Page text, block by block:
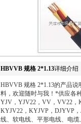
HBVVB 规格 2*1.13详细介绍
HBVVB 规格 2*1.13的产品
料，欢迎随时与我！*供应各
YJV，YJV22，VV，VV22
KYJV22，KYJVP，DJYVP
线、软电线、平形电线、电